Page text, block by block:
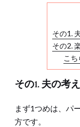
その1.
その2.
こ
その1. 夫の考
まず1つめは、パ
方です。